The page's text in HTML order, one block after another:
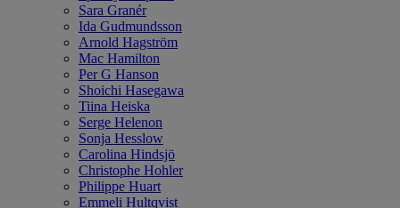
Sara Granér
Ida Gudmundsson
Arnold Hagström
Mac Hamilton
Per G Hanson
Shoichi Hasegawa
Tiina Heiska
Serge Helenon
Sonja Hesslow
Carolina Hindsjö
Christophe Hohler
Philippe Huart
Emmeli Hultqvist